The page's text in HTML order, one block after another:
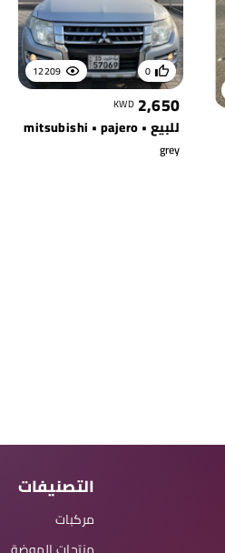
12209 0
2,650
KWD
للبيع • mitsubishi • pajero
grey
التصنيفات
مركبات